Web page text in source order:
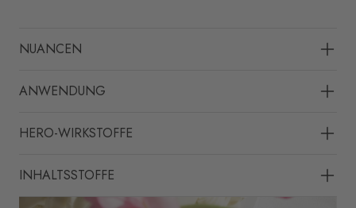
NUANCEN
ANWENDUNG
HERO-WIRKSTOFFE
INHALTSSTOFFE